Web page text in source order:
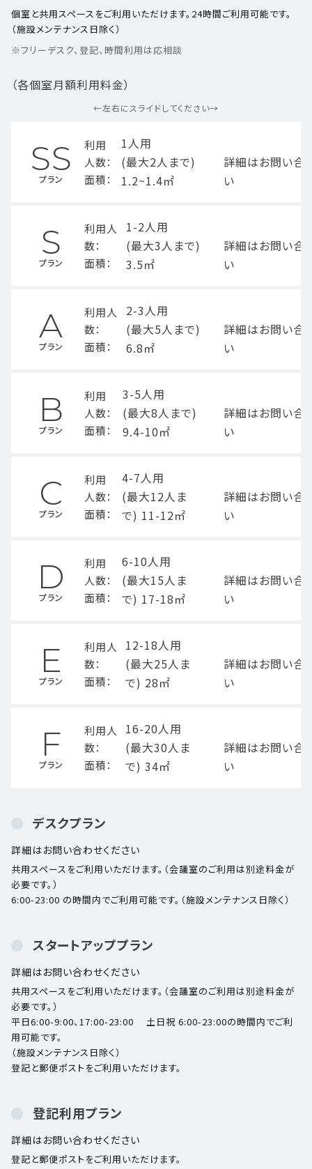
個室と共用スペースをご利用いただけます。24時間ご利用可能です。
（施設メンテナンス日除く）
※フリーデスク、登記、時間利用は応相談
（各個室月額利用料金）
←左右にスライドしてください→
SS
プラン
利用
人数：
面積：
1人用
(最大2人まで)
1.2~1.4㎡
詳細はお問い合
い
S
プラン
利用人
数：
面積：
1-2人用
(最大3人まで)
3.5㎡
詳細はお問い合
い
A
プラン
利用人
数：
面積：
2-3人用
(最大5人まで)
6.8㎡
詳細はお問い合
い
B
プラン
利用
人数：
面積：
3-5人用
(最大8人まで)
9.4-10㎡
詳細はお問い合
い
C
プラン
利用
人数：
面積：
4-7人用
(最大12人ま
で) 11-12㎡
詳細はお問い合
い
D
プラン
利用
人数：
面積：
6-10人用
(最大15人ま
で) 17-18㎡
詳細はお問い合
い
E
プラン
利用人
数：
面積：
12-18人用
(最大25人ま
で) 28㎡
詳細はお問い合
い
F
プラン
利用人
数：
面積：
16-20人用
(最大30人ま
で) 34㎡
詳細はお問い合
い
デスクプラン
共用スペースをご利用いただけます。（会議室のご利用は別途料金が
必要です。）
6:00-23:00 の時間内でご利用可能です。（施設メンテナンス日除く）
詳細はお問い合わせください
スタートアッププラン
共用スペースをご利用いただけます。（会議室のご利用は別途料金が
必要です。）
平日6:00-9:00、17:00-23:00 土日祝 6:00-23:00の時間内でご利
用可能です。
（施設メンテナンス日除く）
登記と郵便ポストをご利用いただけます。
詳細はお問い合わせください
登記利用プラン
登記と郵便ポストをご利用いただけます。
詳細はお問い合わせください